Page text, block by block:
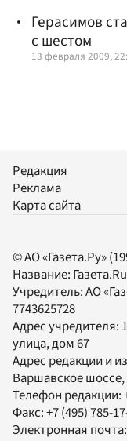
Герасимов
с шестом
13 февраля 2009,
Редакция
Реклама
Карта сайта
© АО «Газета.Ру»
Название: Газета.Ru
Учредитель:АО
7743625728
Адрес учредителя:
улица, дом 67
Адрес редакции и
Варшавское шоссе,
Телефон редакции:
Факс:+7 (495) 785-
Электронная почта: